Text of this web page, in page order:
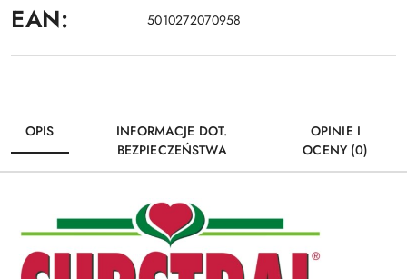
EAN: 5010272070958
OPIS
INFORMACJE DOT.
BEZPIECZEŃSTWA
OPINIE I
OCENY (0)